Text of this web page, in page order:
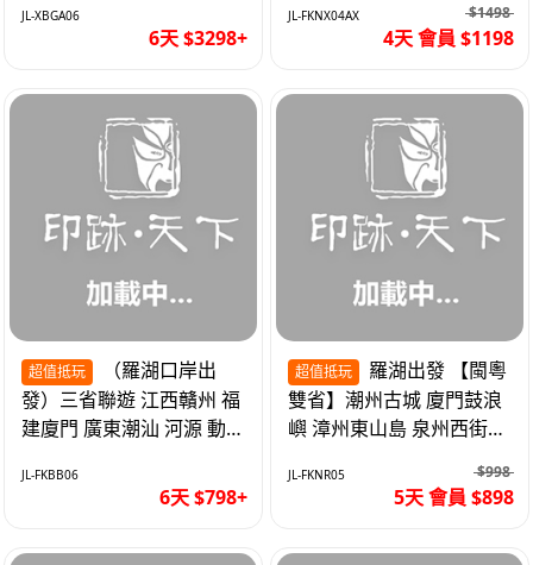
JL-XBGA06
6天 $3298+
JL-FKNX04AX $1498
4天 會員 $1198
超值抵玩
發）三省聯遊 江西贛州 福
建廈門 廣東潮汕 河源 動車
JL-FKBB06
6天 $798+
超值抵玩
雙省】潮州古城 廈門鼓浪
嶼 漳州東山島 泉州西街
超值抵玩5天
JL-FKNR05 $998
5天 會員 $898